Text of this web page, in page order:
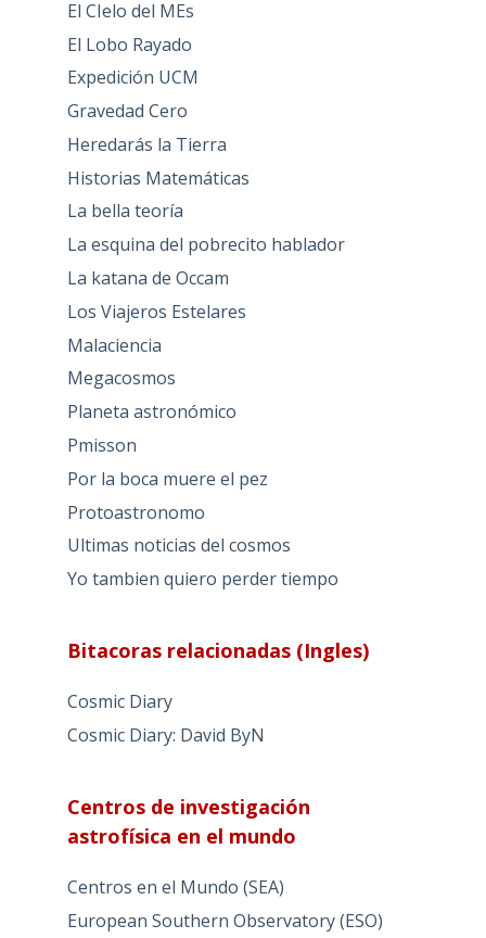
El CIelo del MEs
El Lobo Rayado
Expedición UCM
Gravedad Cero
Heredarás la Tierra
Historias Matemáticas
La bella teoría
La esquina del pobrecito hablador
La katana de Occam
Los Viajeros Estelares
Malaciencia
Megacosmos
Planeta astronómico
Pmisson
Por la boca muere el pez
Protoastronomo
Ultimas noticias del cosmos
Yo tambien quiero perder tiempo
Bitacoras relacionadas (Ingles)
Cosmic Diary
Cosmic Diary: David ByN
Centros de investigación
astrofísica en el mundo
Centros en el Mundo (SEA)
European Southern Observatory (ESO)